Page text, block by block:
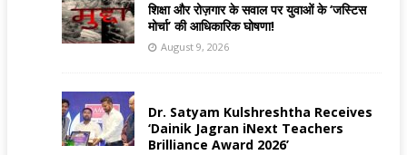
शिक्षा और रोज़गार के सवाल पर युवाओं के ‘जस्टिस
मोर्चा’ की आधिकारिक घोषणा!
August 9, 2026
Dr. Satyam Kulshreshtha Receives
‘Dainik Jagran iNext Teachers
Brilliance Award 2026’